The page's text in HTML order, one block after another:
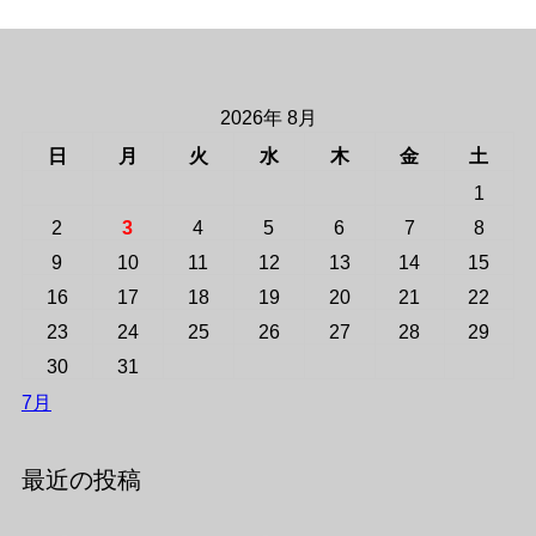
2026年 8月
日
月 火 水 木 金
土
1
2
3 4 5 6 7
8
9
10 11 12 13 14
15
16
17 18 19 20 21
22
23
24 25 26 27 28
29
30
31
7月
最近の投稿